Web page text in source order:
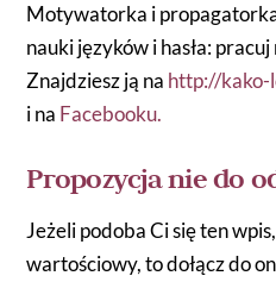
Motywatorka i
nauki języków i hasła:
Znajdziesz ją na http://kako-
i na Facebooku.
Propozycja nie do
Jeżeli podoba Ci się ten
wartościowy, todołącz do